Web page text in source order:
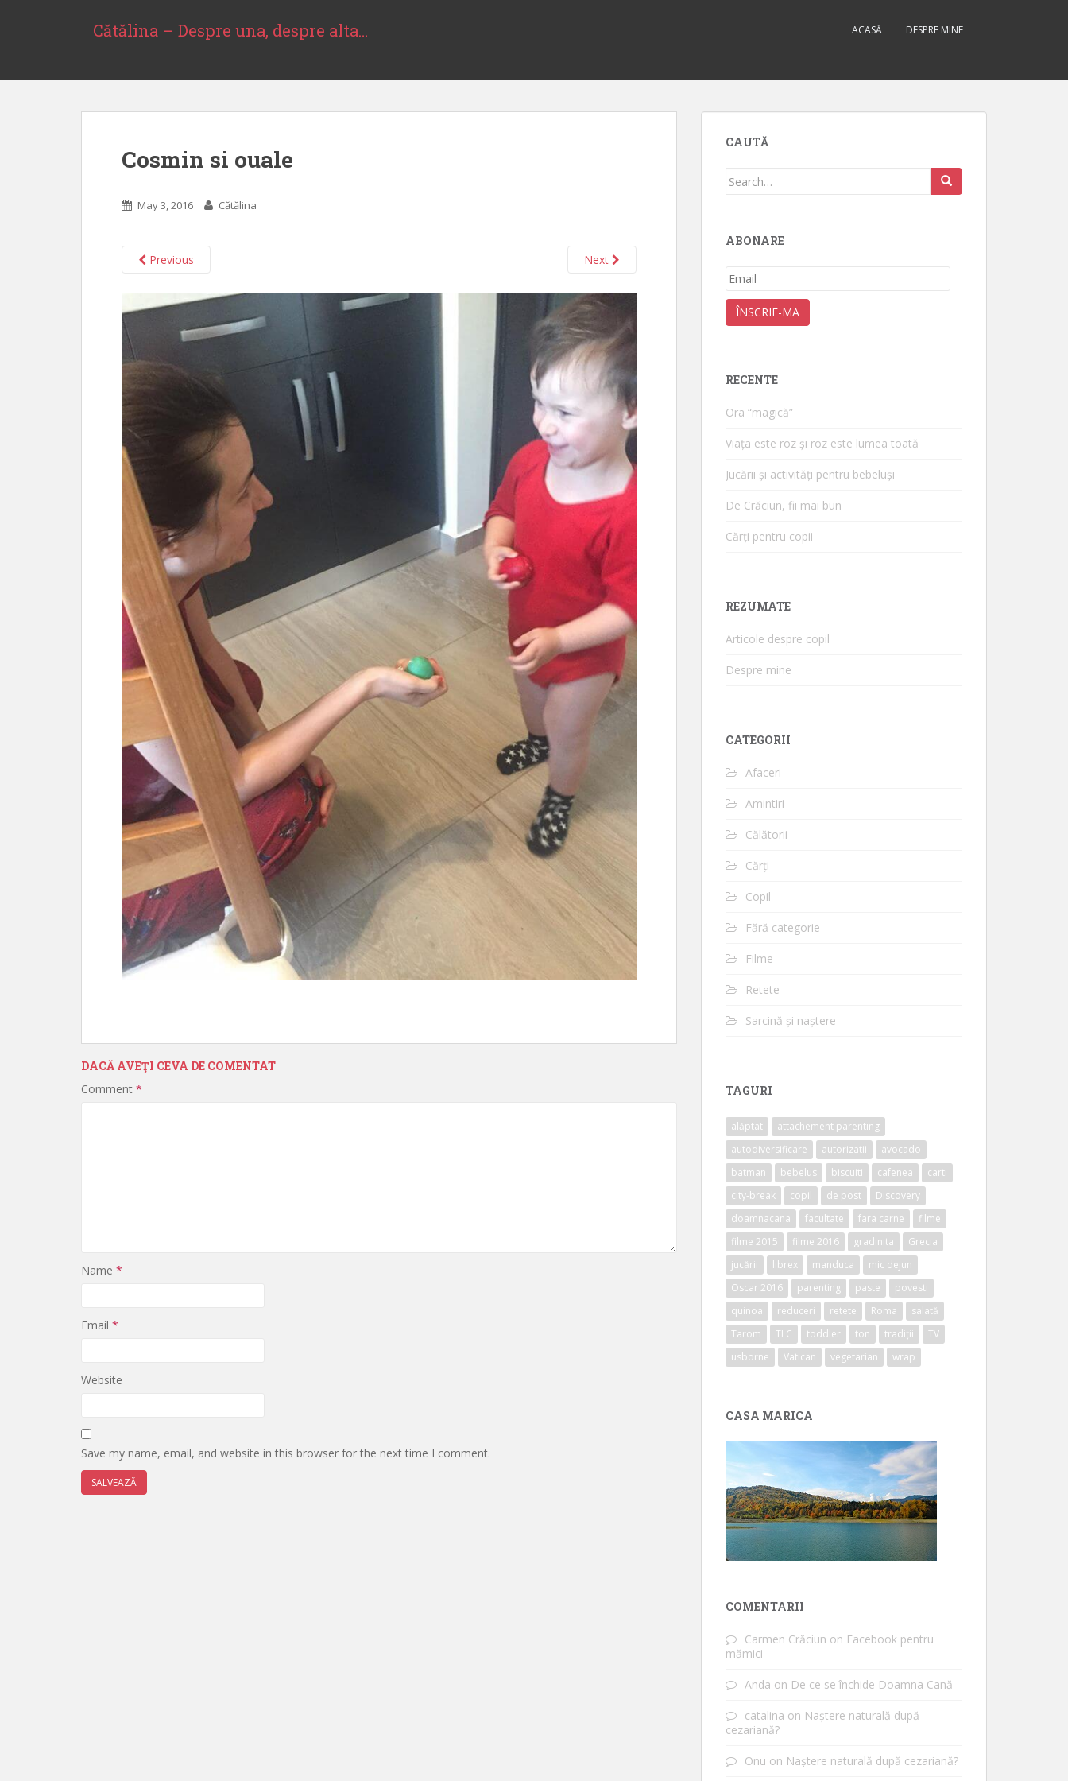
t
Cătălina – Despre una, despre alta… ACASĂ DESPRE MINE
Cosmin si ouale
May 3, 2016 Cătălina
Previous Next
DACĂ AVEŢI CEVA DE COMENTAT
Comment *
Name *
Email *
Website
Save my name, email, and website in this browser for the next time I comment.
CAUTĂ
Search
ABONARE
Email
ÎNSCRIE-MA
RECENTE
Ora “magică”
Viața este roz și roz este lumea toată
Jucării și activități pentru bebeluși
De Crăciun, fii mai bun
Cărți pentru copii
REZUMATE
Articole despre copil
Despre mine
CATEGORII
Afaceri
Amintiri
Călătorii
Cărți
Copil
Fără categorie
Filme
Retete
Sarcină și naștere
TAGURI
alăptat
attachement parenting
autodiversificare
autorizatii
avocado
batman
bebelus biscuiti cafenea
carti
city-break
copil de post
Discovery
doamnacana
facultate fara carne
filme
filme 2015
filme 2016 gradinita
Grecia
jucării
librex manduca
mic dejun
Oscar 2016
parenting paste
povesti
quinoa
reduceri retete Roma
salată
Tarom
TLC toddler ton tradiții
TV
usborne
Vatican vegetarian wrap
CASA MARICA
COMENTARII
Carmen Crăciun on Facebook pentru
mămici
Anda on De ce se închide Doamna Cană
catalina on Naștere naturală după
cezariană?
Onu on Naștere naturală după cezariană?